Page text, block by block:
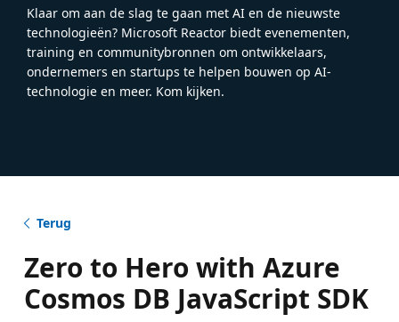
Klaar om aan de slag te gaan met AI en de nieuwste
technologieën? Microsoft Reactor biedt evenementen,
training en communitybronnen om ontwikkelaars,
ondernemers en startups te helpen bouwen op AI-
technologie en meer. Kom kijken.
Terug
Zero to Hero with Azure
Cosmos DB JavaScript SDK